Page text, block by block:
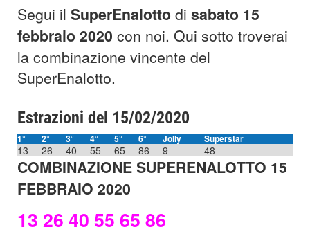
Segui il SuperEnalotto di sabato 15
febbraio 2020 con noi. Qui sotto troverai
la combinazione vincente del
SuperEnalotto.
Estrazioni del 15/02/2020
1° 2° 3° 4° 5° 6° Jolly Superstar
13 26 40 55 65 86 9 48
COMBINAZIONE SUPERENALOTTO 15
FEBBRAIO 2020
13 26 40 55 65 86